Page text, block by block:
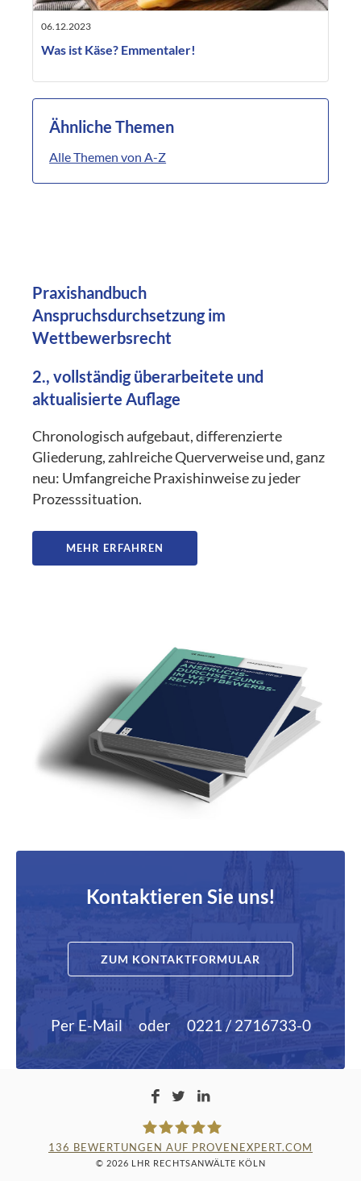
06.12.2023
Was ist Käse? Emmentaler!
Ähnliche Themen
Alle Themen von A-Z
Praxishandbuch
Anspruchsdurchsetzung im
Wettbewerbsrecht
2., vollständig überarbeitete und
aktualisierte Auflage
Chronologisch aufgebaut, differenzierte
Gliederung, zahlreiche Querverweise und, ganz
neu: Umfangreiche Praxishinweise zu jeder
Prozesssituation.
MEHR ERFAHREN
Kontaktieren Sie uns!
ZUM KONTAKTFORMULAR
Per E-Mail oder 0221 / 2716733-0
136 BEWERTUNGEN AUF PROVENEXPERT.COM
© 2026 LHR RECHTSANWÄLTE KÖLN